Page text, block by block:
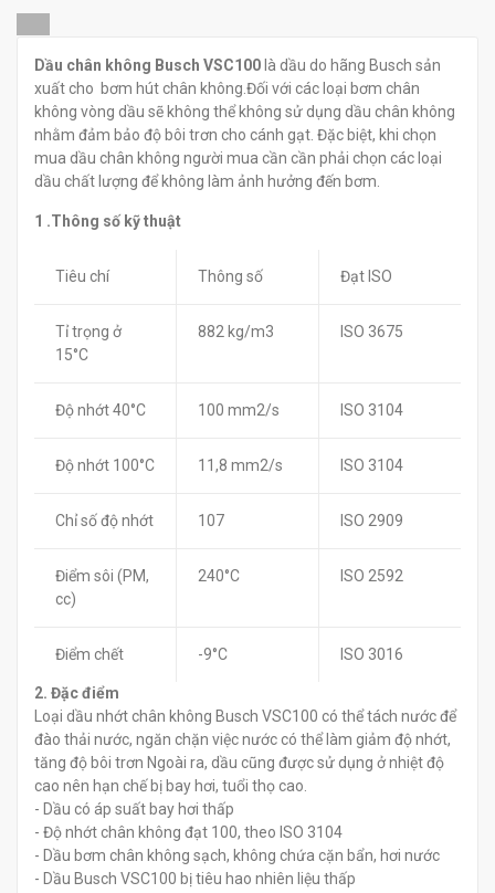
0đ 0 đ
Dầu chân không Busch VSC100 là dầu do hãng Busch sản
xuất cho bơm hút chân không.Đối với các loại bơm chân
không vòng dầu sẽ không thể không sử dụng dầu chân không
nhằm đảm bảo độ bôi trơn cho cánh gạt. Đặc biệt, khi chọn
mua dầu chân không người mua cần cần phải chọn các loại
dầu chất lượng để không làm ảnh hưởng đến bơm.
1 .Thông số kỹ thuật
Tiêu chí Thông số Đạt ISO
Tỉ trọng ở
15°C
882 kg/m3 ISO 3675
Độ nhớt 40°C 100 mm2/s ISO 3104
Độ nhớt 100°C 11,8 mm2/s ISO 3104
Chỉ số độ nhớt 107 ISO 2909
Điểm sôi (PM,
cc)
240°C ISO 2592
Điểm chết -9°C ISO 3016
2. Đặc điểm
Loại dầu nhớt chân không Busch VSC100 có thể tách nước để
đào thải nước, ngăn chặn việc nước có thể làm giảm độ nhớt,
tăng độ bôi trơn Ngoài ra, dầu cũng được sử dụng ở nhiệt độ
cao nên hạn chế bị bay hơi, tuổi thọ cao.
- Dầu có áp suất bay hơi thấp
- Độ nhớt chân không đạt 100, theo ISO 3104
- Dầu bơm chân không sạch, không chứa cặn bẩn, hơi nước
- Dầu Busch VSC100 bị tiêu hao nhiên liệu thấp